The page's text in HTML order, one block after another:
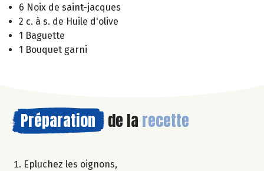
6 Noix de saint-jacques
2 c. à s. de Huile d'olive
1 Baguette
1 Bouquet garni
Préparation de la recette
Epluchez les oignons,